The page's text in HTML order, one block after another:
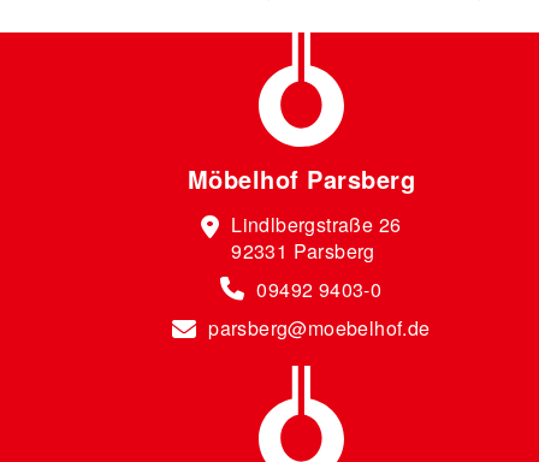
Möbelhof Parsberg
Lindlbergstraße 26
92331 Parsberg
09492 9403-0
parsberg@moebelhof.de